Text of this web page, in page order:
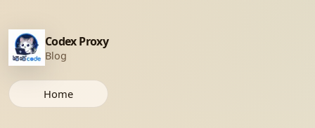
Codex Proxy
Blog
Home